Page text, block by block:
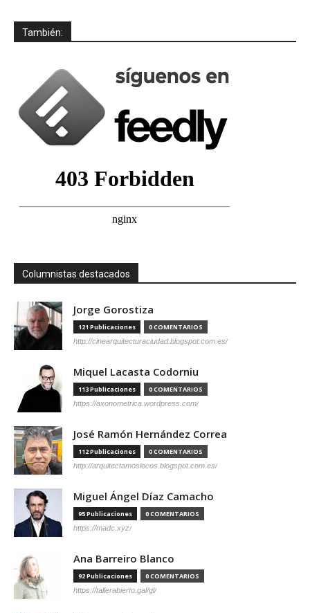
También:
Columnistas destacados
Jorge Gorostiza
121 Publicaciones 0 COMENTARIOS
http://cinearquitecturaciudad.blogspot.com.es/
Miquel Lacasta Codorniu
113 Publicaciones 0 COMENTARIOS
https://axonometrica.wordpress.com/
José Ramón Hernández Correa
112 Publicaciones 0 COMENTARIOS
http://arquitectamoslocos.blogspot.com.es/
Miguel Ángel Díaz Camacho
95 Publicaciones 0 COMENTARIOS
https://madc.xyz/
Ana Barreiro Blanco
92 Publicaciones 0 COMENTARIOS
https://tallerabierto.gal/gl/